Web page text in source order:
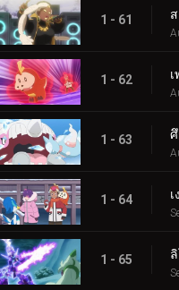
1 - 61
1 - 62
1 - 63
1 - 64
1 - 65